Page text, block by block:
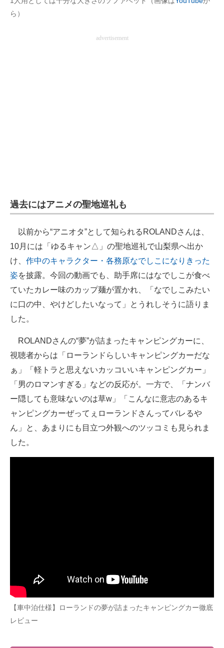
ら）
advertisement
過去にはアニメの聖地巡礼も
以前から“アニオタ”として知られるROLANDさんは、
10月には「ゆるキャン△」の聖地巡礼で山梨県へ出か
け、 作中のキャラクター・各務原なでしこになりきった
姿を披露。今回の動画でも、助手席にはなでしこが食べ
ていたカレー味のカップ麺が置かれ、「なでしこみたい
に口の中、やけどしたいなって」とうれしそうに語りま
した。
ROLANDさんの“夢”が詰まったキャンピングカーに、
視聴者からは「ローランドらしいキャンピングカーだな
ぁ」「軽トラと思えないカッコいいキャンピングカー」
「男のロマンすぎる」などの反応が。一方で、「ナンバ
ー隠しても意味ないのは草w」「こんなに意志のあるキ
ャンピングカーぜってぇローランドさんってバレるや
ん」と、あまりにも目立つ外観へのツッコミも見られま
した。
【車中泊仕様】ローランドの夢が詰まったキャンピングカー徹底
レビュー